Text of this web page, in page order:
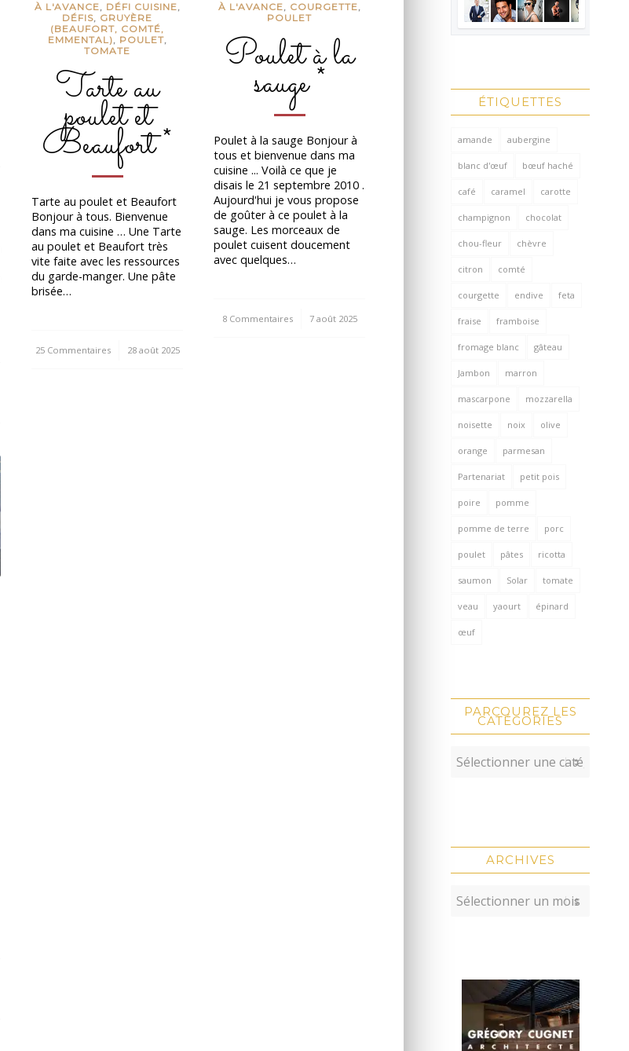
À L'AVANCE, DÉFI CUISINE,
DÉFIS, GRUYÈRE
(BEAUFORT, COMTÉ,
EMMENTAL), POULET,
TOMATE
Tarte au
poulet et
Beaufort *
Tarte au poulet et Beaufort
Bonjour à tous. Bienvenue
dans ma cuisine … Une Tarte
au poulet et Beaufort très
vite faite avec les ressources
du garde-manger. Une pâte
brisée…
25 Commentaires
/ 28 août 2025
À L'AVANCE, COURGETTE,
POULET
Poulet à la
sauge *
Poulet à la sauge Bonjour à
tous et bienvenue dans ma
cuisine ... Voilà ce que je
disais le 21 septembre 2010 .
Aujourd'hui je vous propose
de goûter à ce poulet à la
sauge. Les morceaux de
poulet cuisent doucement
avec quelques…
8 Commentaires
/ 7 août 2025
ÉTIQUETTES
amande aubergine
blanc d'œuf bœuf haché
café caramel carotte
champignon chocolat
chou-fleur chèvre
citron comté
courgette endive feta
fraise framboise
fromage blanc gâteau
Jambon marron
mascarpone mozzarella
noisette noix olive
orange parmesan
Partenariat petit pois
poire pomme
pomme de terre porc
poulet pâtes ricotta
saumon Solar tomate
veau yaourt épinard
œuf
PARCOUREZ LES
CATÉGORIES
ARCHIVES